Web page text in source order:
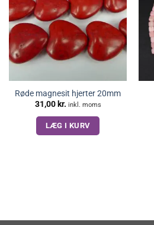
Røde magnesit hjerter 20mm
31,00 kr. inkl. moms
LÆG I KURV